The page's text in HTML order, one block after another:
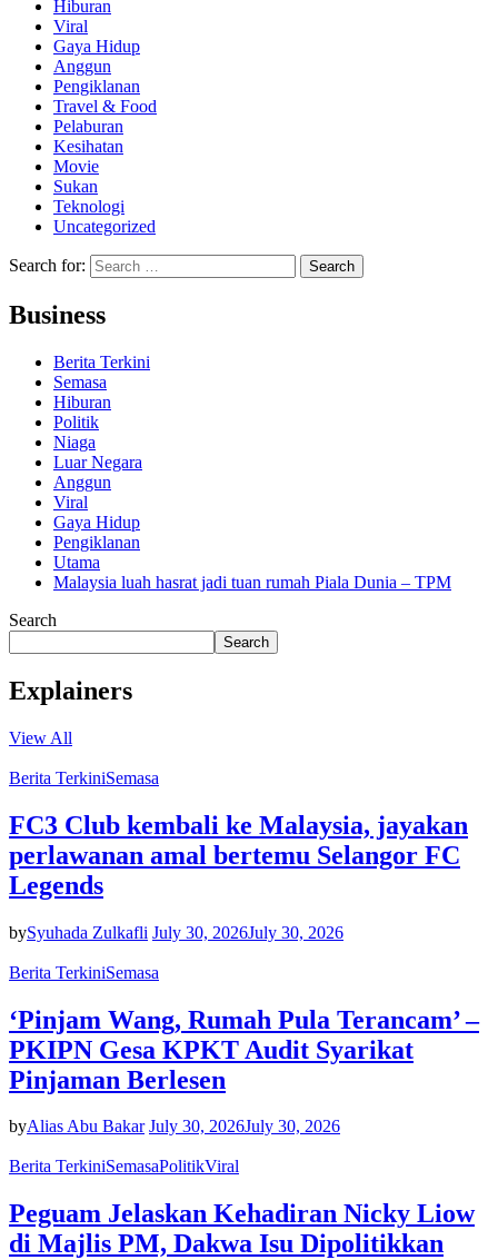
Hiburan
Viral
Gaya Hidup
Anggun
Pengiklanan
Travel & Food
Pelaburan
Kesihatan
Movie
Sukan
Teknologi
Uncategorized
Search for:
Business
Berita Terkini
Semasa
Hiburan
Politik
Niaga
Luar Negara
Anggun
Viral
Gaya Hidup
Pengiklanan
Utama
Malaysia luah hasrat jadi tuan rumah Piala Dunia – TPM
Search
Search
Explainers
View All
Berita TerkiniSemasa
FC3 Club kembali ke Malaysia, jayakan
perlawanan amal bertemu Selangor FC
Legends
bySyuhada Zulkafli July 30, 2026July 30, 2026
Berita TerkiniSemasa
‘Pinjam Wang, Rumah Pula Terancam’ –
PKIPN Gesa KPKT Audit Syarikat
Pinjaman Berlesen
byAlias Abu Bakar July 30, 2026July 30, 2026
Berita TerkiniSemasaPolitikViral
Peguam Jelaskan Kehadiran Nicky Liow
di Majlis PM, Dakwa Isu Dipolitikkan